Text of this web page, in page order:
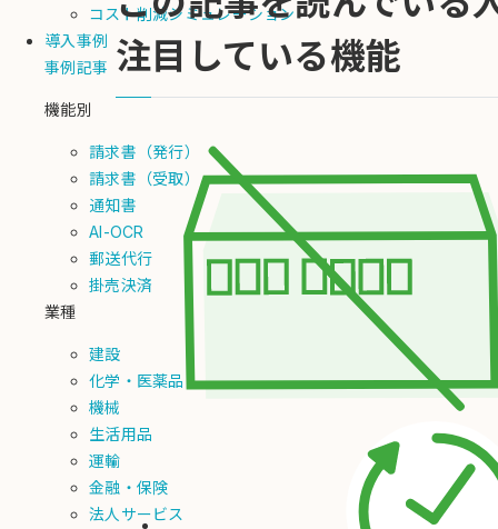
コスト削減シミュレーション
導入事例
事例記事
機能別
請求書（発行）
請求書（受取）
通知書
AI-OCR
郵送代行
掛売決済
業種
建設
化学・医薬品
機械
生活用品
運輸
金融・保険
法人サービス
注目している機能